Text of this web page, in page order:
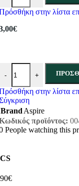
στην λίστα
€
-
Aspire
+
στην λίστα
Brand Aspire
προϊόντος:
People watching this